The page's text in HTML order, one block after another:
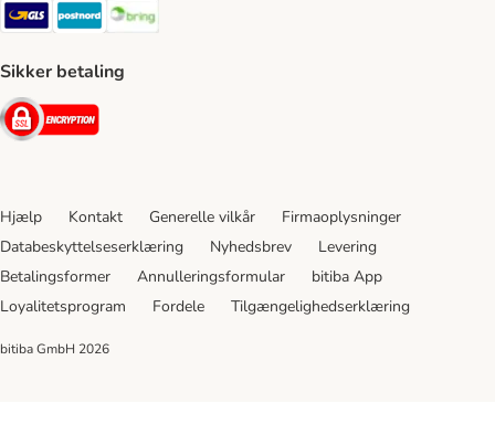
GLS Shipping Method
Postnord Shipping Method
Sikker betaling
Security
Hjælp Kontakt Generelle vilkår
Firmaoplysninger
Databeskyttelseserklæring
Nyhedsbrev
Levering
Betalingsformer
Annulleringsformular
bitiba App
Loyalitetsprogram
Fordele Tilgængelighedserklæring
bitiba GmbH 2026